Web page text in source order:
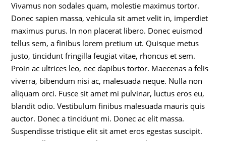
Vivamus non sodales quam, molestie maximus tortor.
Donec sapien massa, vehicula sit amet velit in, imperdiet
maximus purus. In non placerat libero. Donec euismod
tellus sem, a finibus lorem pretium ut. Quisque metus
justo, tincidunt fringilla feugiat vitae, rhoncus et sem.
Proin ac ultrices leo, nec dapibus tortor. Maecenas a felis
viverra, bibendum nisi ac, malesuada neque. Nulla non
aliquam orci. Fusce sit amet mi pulvinar, luctus eros eu,
blandit odio. Vestibulum finibus malesuada mauris quis
auctor. Donec a tincidunt mi. Donec ac elit massa.
Suspendisse tristique elit sit amet eros egestas suscipit.